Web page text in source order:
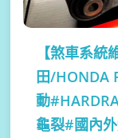
【煞車系統
田/HONDA
動
龜裂#國內